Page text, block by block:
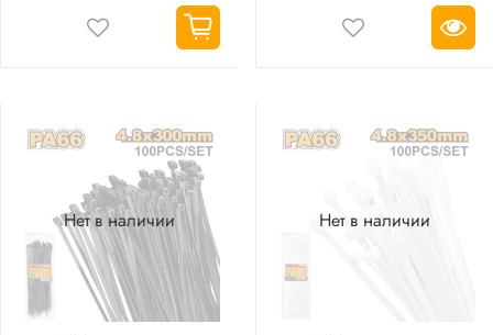
Нет в наличии Нет в наличии